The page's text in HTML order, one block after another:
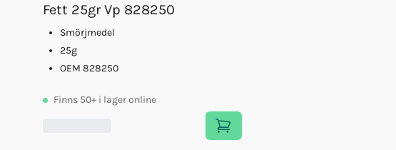
Fett 25gr Vp 828250
Smörjmedel
25g
OEM 828250
Finns 50+ i lager online